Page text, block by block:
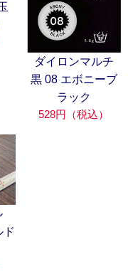
ダイロンマルチ
黒 08 エボニーブ
ラック
528円（税込）